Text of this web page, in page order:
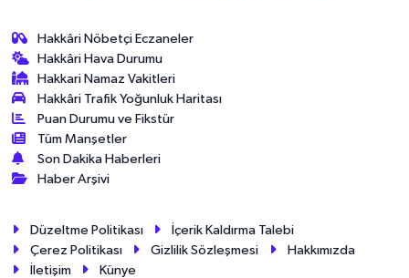
Hakkâri Nöbetçi Eczaneler
Hakkâri Hava Durumu
Hakkari Namaz Vakitleri
Hakkâri Trafik Yoğunluk Haritası
Puan Durumu ve Fikstür
Tüm Manşetler
Son Dakika Haberleri
Haber Arşivi
Düzeltme Politikası
İçerik Kaldırma Talebi
Çerez Politikası
Gizlilik Sözleşmesi
Hakkımızda
İletişim
Künye